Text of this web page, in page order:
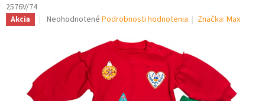
2576V/74
Akcia
Priemerné
0,0
z
hviezdičiek.
Neohodnotené Podrobnosti hodnotenia Značka:Max